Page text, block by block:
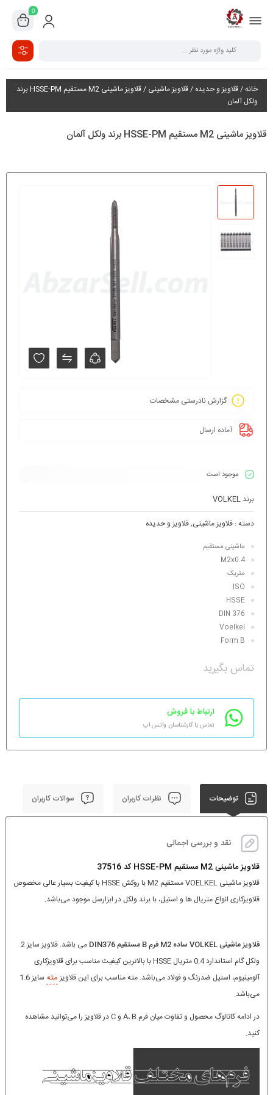
0
خانه/قلاویز و حدیده /قلاویز ماشینی
/ قلاویز ماشینی M2 مستقیم HSSE-PM برند
ولکل آلمان
قلاویز ماشینی M2 مستقیم HSSE-PM برند ولکل آلمان
گزارش نادرستی مشخصات
آماده ارسال
موجود است
برند VOLKEL
دسته : قلاویز ماشینی,قلاویز و حدیده
ماشینی مستقیم
M2x0.4
متریک
ISO
HSSE
DIN 376
Voelkel
Form B
تماس بگیرید
ارتباط با فروش
تماس با کارشناسان واتس اپ
توضیحات نظرات کاربران سوالات کاربران
نقد و بررسی اجمالی
قلاویز ماشینی M2 مستقیم HSSE-PM کد 37516
قلاویز ماشینی VOELKEL مستقیم M2 با روکش HSSE با کیفیت بسیار عالی مخصوص
قلاویزکاری انواع متریال ها و استیل، با برند ولکل در ابزارسل موجود می‌باشد.
قلاویز ماشینی VOLKEL ساده M2 فرم B مستقیم DIN376
می باشد. قلاویز سایز 2
ولکل گام استاندارد 0.4 متریال HSSE با بالاترین کیفیت مناسب برای قلاویزکاری
آلومینیوم، استیل ضدزنگ و فولاد می‌باشد. مته مناسب برای این قلاویزمته
سایز 1.6
می‌باشد.
در ادامه کاتالوگ محصول و تفاوت میان فرم A، B و C در قلاویز را می‌توانید مشاهده
کنید.